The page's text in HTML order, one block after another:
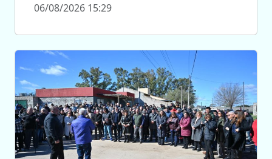
06/08/2026 15:29